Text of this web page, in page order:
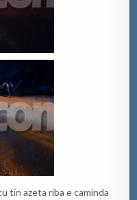
tin azeta riba e caminda